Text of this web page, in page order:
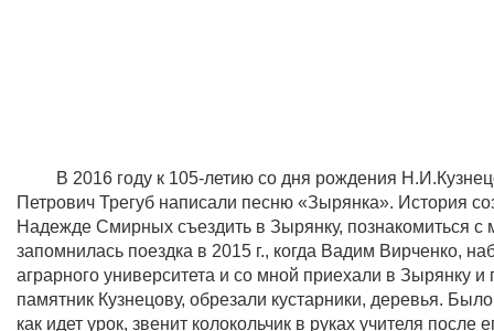
В 2016 году к 105-летию со дня рождения
Петрович Трегуб написали песню «Зырянка». История
Надежде Смирных съездить в Зырянку, познакомиться
запомнилась поездка в 2015 г., когда Вадим Вирченко,
аграрного университета и со мной приехали в Зырянку
памятник Кузнецову, обрезали кустарники, деревья.
как идет урок, звенит колокольчик в руках учителя